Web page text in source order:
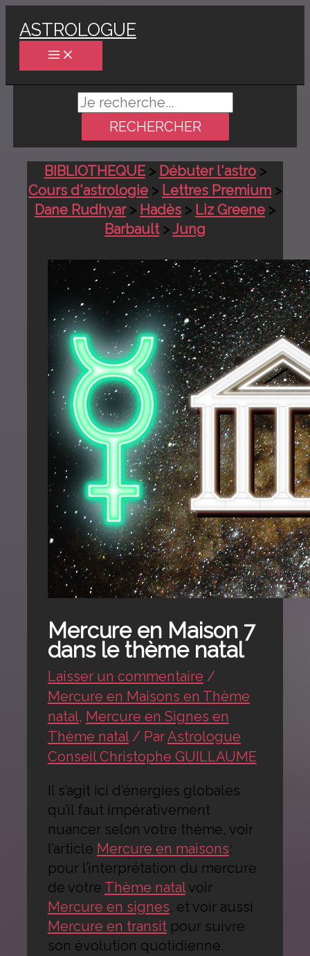
au
contenu
ASTROLOGUE
Rechercher :
BIBLIOTHEQUE> Débuter l'astro>
Cours d'astrologie > Lettres Premium >
Dane Rudhyar> Hadès > Liz Greene >
Barbault>Jung
Mercure en Maison 7
dans le thème natal
Laisser un commentaire /
Mercure en Maisons en Thème
natal, Mercure en Signes en
Thème natal/ ParAstrologue
Conseil Christophe GUILLAUME
Il s’agit ici d’énergies globales
qu’il faut impérativement
nuancer selon votre thème, voir
l’article Mercure en maisons;
pour l’interprétation du mercure
de votre Thème natalvoir
Mercure en signes, et voir aussi
Mercure en transitpour suivre
son évolution quotidienne.